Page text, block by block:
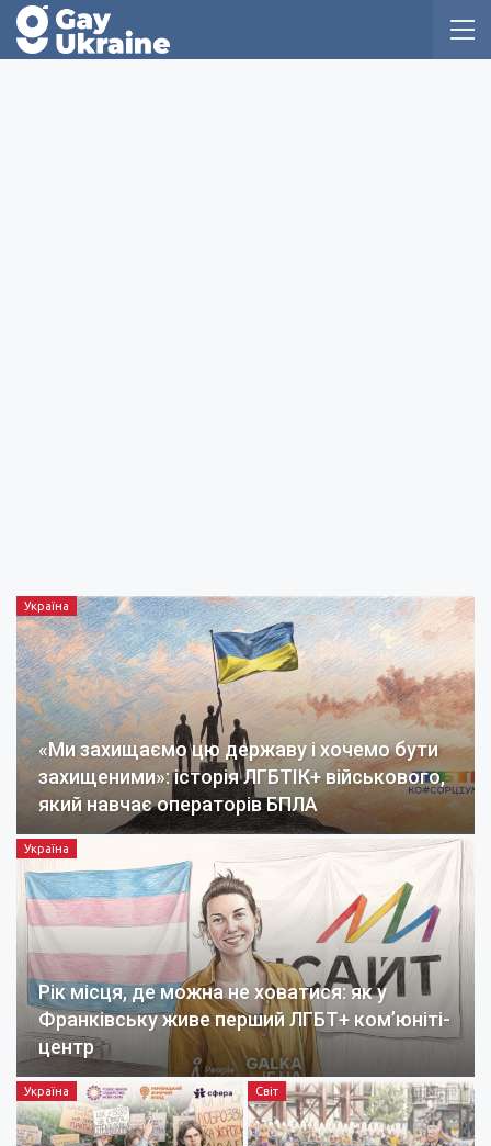
Україна
«Ми захищаємо цю державу і хочемо бути
захищеними»: історія ЛГБТІК+ військового,
який навчає операторів БПЛА
Україна
Рік місця, де можна не ховатися: як у
Франківську живе перший ЛГБТ+ ком’юніті-
центр
Україна Світ